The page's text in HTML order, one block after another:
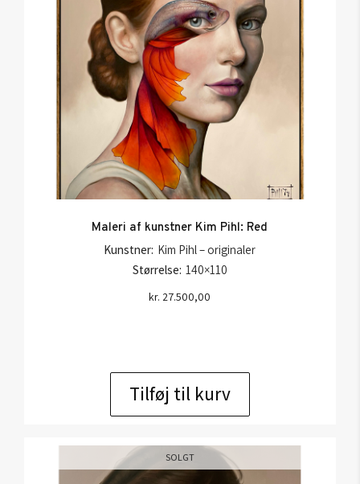
Maleri af kunstner Kim Pihl: Red
Kunstner: Kim Pihl – originaler
Størrelse: 140×110
kr. 27.500,00
Tilføj til kurv
SOLGT